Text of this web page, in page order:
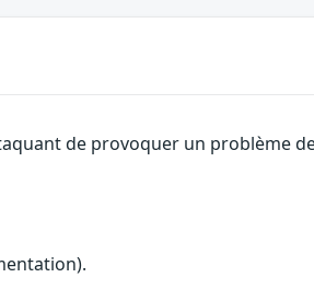
de provoquer un problème